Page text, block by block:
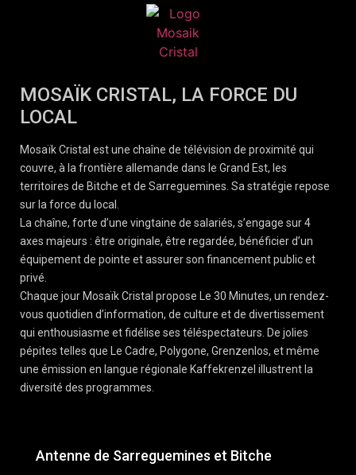
MOSAÏK CRISTAL, LA FORCE DU
LOCAL
Mosaïk Cristal est une chaîne de télévision de proximité qui
couvre, à la frontière allemande dans le Grand Est, les
territoires de Bitche et de Sarreguemines. Sa stratégie repose
sur la force du local.
La chaîne, forte d’une vingtaine de salariés, s’engage sur 4
axes majeurs : être originale, être regardée, bénéficier d’un
équipement de pointe et assurer son financement public et
privé.
Chaque jour Mosaïk Cristal propose Le 30 Minutes, un rendez-
vous quotidien d’information, de culture et de divertissement
qui enthousiasme et fidélise ses téléspectateurs. De jolies
pépites telles que Le Cadre, Polygone, Grenzenlos, et même
une émission en langue régionale Kaffekrenzel illustrent la
diversité des programmes.
Antenne de Sarreguemines et Bitche